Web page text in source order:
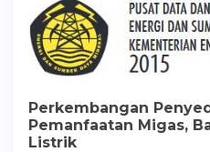
Perkembangan
Pemanfaatan Migas,
Listrik